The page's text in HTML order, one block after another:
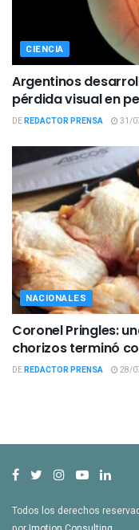
CIENCIA
Argentinos
pérdida visual en
DEREDACTOR PRENSA 31/
NACIONALES
Coronel Pringles:
chorizos terminó
DEREDACTOR PRENSA 28/
Todos los derechos